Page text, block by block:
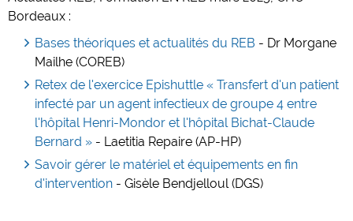
Bordeaux :
Bases théoriques et actualités du REB - Dr Morgane
Mailhe (COREB)
Retex de l'exercice Epishuttle « Transfert d'un patient
infecté par un agent infectieux de groupe 4 entre
l'hôpital Henri-Mondor et l'hôpital Bichat-Claude
Bernard » - Laetitia Repaire (AP-HP)
Savoir gérer le matériel et équipements en fin
d'intervention - Gisèle Bendjelloul (DGS)